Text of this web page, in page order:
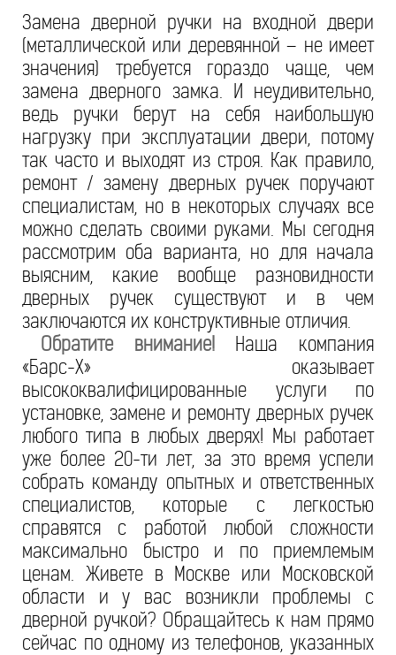
Замена дверной ручки на входной двери
(металлической или деревянной – не имеет
значения) требуется гораздо чаще, чем
замена дверного замка. И неудивительно,
ведь ручки берут на себя наибольшую
нагрузку при эксплуатации двери, потому
так часто и выходят из строя. Как правило,
ремонт / замену дверных ручек поручают
специалистам, но в некоторых случаях все
можно сделать своими руками. Мы сегодня
рассмотрим оба варианта, но для начала
выясним, какие вообще разновидности
дверных ручек существуют и в чем
заключаются их конструктивные отличия.
Обратите внимание! Наша компания
«Барс-Х» оказывает
высококвалифицированные услуги по
установке, замене и ремонту дверных ручек
любого типа в любых дверях! Мы работает
уже более 20-ти лет, за это время успели
собрать команду опытных и ответственных
специалистов, которые с легкостью
справятся с работой любой сложности
максимально быстро и по приемлемым
ценам. Живете в Москве или Московской
области и у вас возникли проблемы с
дверной ручкой? Обращайтесь к нам прямо
сейчас по одному из телефонов, указанных